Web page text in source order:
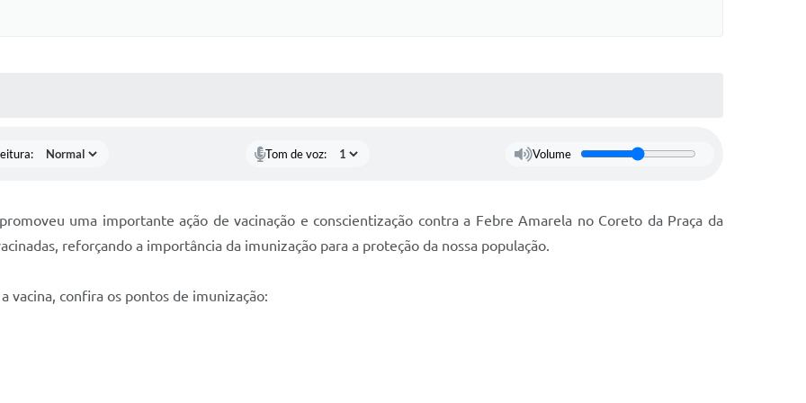
Tom de voz: Volume
uma importante ação de vacinação e conscientização contra a Febre Amarela no Coreto da Praça da
reforçando a importância da imunização para a proteção da nossa população.
vacina, confira os pontos de imunização: